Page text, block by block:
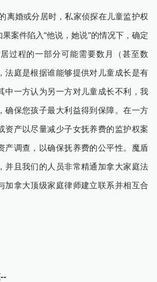
或分居时，私家侦探在儿童监护权
案件陷入“他说，她说”的情况下，确定
过程的一部分可能需要数月（甚至数
法庭是根据谁能够提供对儿童成长是有
中一方认为另一方对儿童成长不利，我
确保您孩子最大利益得到保障。在一方
资产以尽量减少子女抚养费的监护权案
产调查，以确保抚养费的公平性。魔盾
并且我们的人员非常精通加拿大家庭法
加拿大顶级家庭律师建立联系并相互合
--